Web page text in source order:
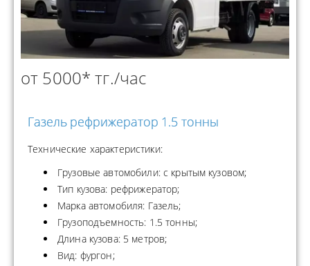
от 5000* тг./час
Газель рефрижератор 1.5 тонны
Технические характеристики:
Грузовые автомобили: с крытым кузовом;
Тип кузова: рефрижератор;
Марка автомобиля: Газель;
Грузоподъемность: 1.5 тонны;
Длина кузова: 5 метров;
Вид: фургон;